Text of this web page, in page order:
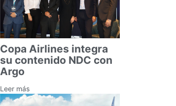
Copa Airlines integra
su contenido NDC con
Argo
Leer más